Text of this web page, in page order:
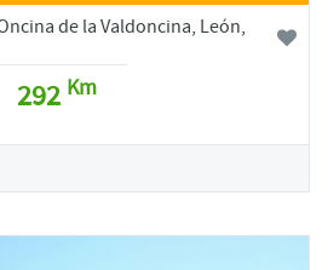
de la Valdoncina, León,
292 Km